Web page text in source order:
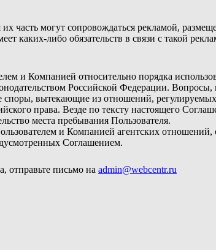
часть могут сопровождаться рекламой,
каких-либо обязательств в связи с такой
и Компанией относительно порядка
Российской Федерации.
споры, вытекающие из отношений,
права. Везде по тексту настоящего
места пребывания Пользователя.
и Компанией агентских
Соглашением.
отправьте письмо на admin@webcentr.ru